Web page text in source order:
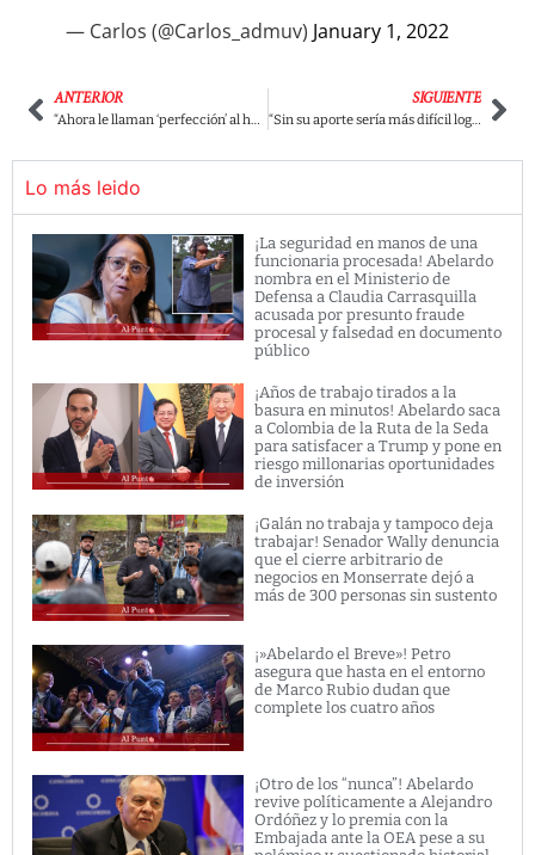
— Carlos (@Carlos_admuv) January 1, 2022
ANTERIOR
“Ahora le llaman ‘perfección’ al hambre, la miseria y el derramamiento de sangre”: Tobón a Duque
SIGUIENTE
“Sin su aporte sería más difícil lograr tanta indignación”: Camilo Romero sobre el perfeccionismo de Duque.
Lo más leido
¡La seguridad en manos de una
funcionaria procesada! Abelardo
nombra en el Ministerio de
Defensa a Claudia Carrasquilla
acusada por presunto fraude
procesal y falsedad en documento
público
¡Años de trabajo tirados a la
basura en minutos! Abelardo saca
a Colombia de la Ruta de la Seda
para satisfacer a Trump y pone en
riesgo millonarias oportunidades
de inversión
¡Galán no trabaja y tampoco deja
trabajar! Senador Wally denuncia
que el cierre arbitrario de
negocios en Monserrate dejó a
más de 300 personas sin sustento
¡»Abelardo el Breve»! Petro
asegura que hasta en el entorno
de Marco Rubio dudan que
complete los cuatro años
¡Otro de los “nunca”! Abelardo
revive políticamente a Alejandro
Ordóñez y lo premia con la
Embajada ante la OEA pese a su